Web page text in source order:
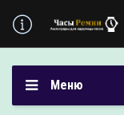
Меню